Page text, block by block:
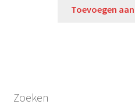
Toevoegen
Zoeken